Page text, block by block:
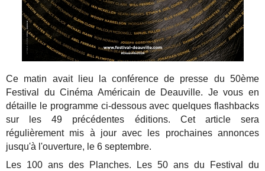
Ce matin avait lieu la conférence de presse du 50ème
Festival du Cinéma Américain de Deauville. Je vous en
détaille le programme ci-dessous avec quelques flashbacks
sur les 49 précédentes éditions. Cet article sera
régulièrement mis à jour avec les prochaines annonces
jusqu'à l'ouverture, le 6 septembre.
Les 100 ans des Planches. Les 50 ans du Festival du